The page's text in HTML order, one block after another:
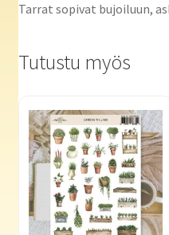
Tarrat sopivat bujoiluun,
Tutustu myös